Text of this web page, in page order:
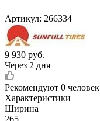
Артикул: 266334
9 930 руб.
Через 2 дня
Рекомендуют 0 человек
Характеристики
Ширина
265